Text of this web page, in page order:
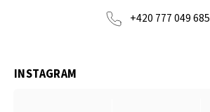
+420 777 049 685
INSTAGRAM